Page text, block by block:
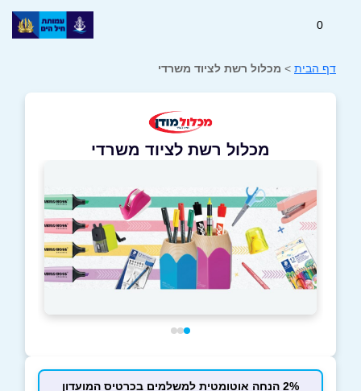
0
דף הבית > מכלול רשת לציוד משרדי
מכלול רשת לציוד משרדי
2% הנחה אוטומטית למשלמים בכרטיס המועדון